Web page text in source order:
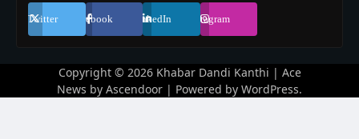
Twitter Facebook LinkedIn Instagram
Copyright © 2026 Khabar Dandi Kanthi | Ace
News by Ascendoor | Powered by WordPress.